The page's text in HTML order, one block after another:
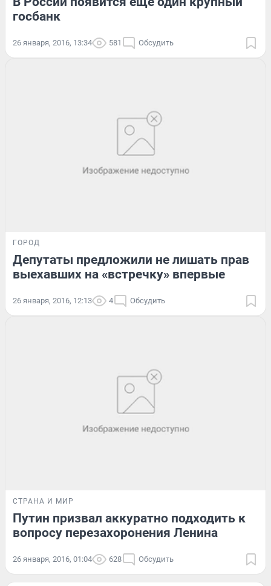
госбанк
26 января, 2016, 13:34 581 Обсудить
ГОРОД
Депутаты предложили не лишать прав
выехавших на «встречку» впервые
26 января, 2016, 12:13 4 Обсудить
СТРАНА И МИР
Путин призвал аккуратно подходить к
вопросу перезахоронения Ленина
26 января, 2016, 01:04 628 Обсудить